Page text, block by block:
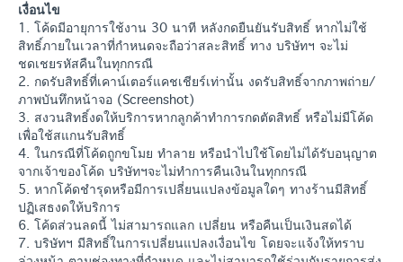
เงื่อนไข
1. โค้ดมีอายุการใช้งาน 30 นาที หลังกดยืนยันรับสิทธิ์ หากไม่ใช้
สิทธิ์ภายในเวลาที่กำหนดจะถือว่าสละสิทธิ์ ทาง บริษัทฯ จะไม่
ชดเชยรหัสคืนในทุกกรณี
2. กดรับสิทธิ์ที่เคาน์เตอร์แคชเชียร์เท่านั้น งดรับสิทธิ์จากภาพถ่าย/
ภาพบันทึกหน้าจอ (Screenshot)
3. สงวนสิทธิ์งดให้บริการหากลูกค้าทำการกดตัดสิทธิ์ หรือไม่มีโค้ด
เพื่อใช้สแกนรับสิทธิ์
4. ในกรณีที่โค้ดถูกขโมย ทำลาย หรือนำไปใช้โดยไม่ได้รับอนุญาต
จากเจ้าของโค้ด บริษัทฯจะไม่ทำการคืนเงินในทุกกรณี
5. หากโค้ดชำรุดหรือมีการเปลี่ยนแปลงข้อมูลใดๆ ทางร้านมีสิทธิ์
ปฏิเสธงดให้บริการ
6. โค้ดส่วนลดนี้ ไม่สามารถแลก เปลี่ยน หรือคืนเป็นเงินสดได้
7. บริษัทฯ มีสิทธิ์ในการเปลี่ยนแปลงเงื่อนไข โดยจะแจ้งให้ทราบ